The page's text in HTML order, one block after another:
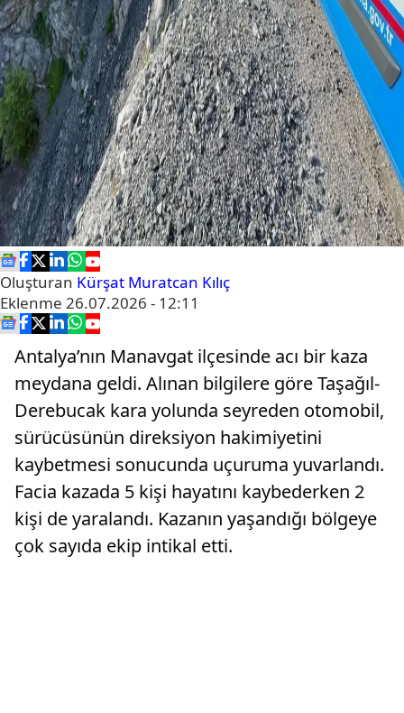
Oluşturan Kürşat Muratcan Kılıç
Eklenme 26.07.2026 - 12:11
Antalya’nın Manavgat ilçesinde acı bir kaza
meydana geldi. Alınan bilgilere göre Taşağıl-
Derebucak kara yolunda seyreden otomobil,
sürücüsünün direksiyon hakimiyetini
kaybetmesi sonucunda uçuruma yuvarlandı.
Facia kazada 5 kişi hayatını kaybederken 2
kişi de yaralandı. Kazanın yaşandığı bölgeye
çok sayıda ekip intikal etti.